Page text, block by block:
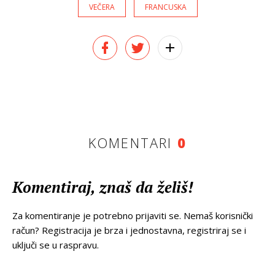
VEČERA FRANCUSKA
KOMENTARI 0
Komentiraj, znaš da želiš!
Za komentiranje je potrebno prijaviti se. Nemaš korisnički
račun? Registracija je brza i jednostavna, registriraj se i
uključi se u raspravu.